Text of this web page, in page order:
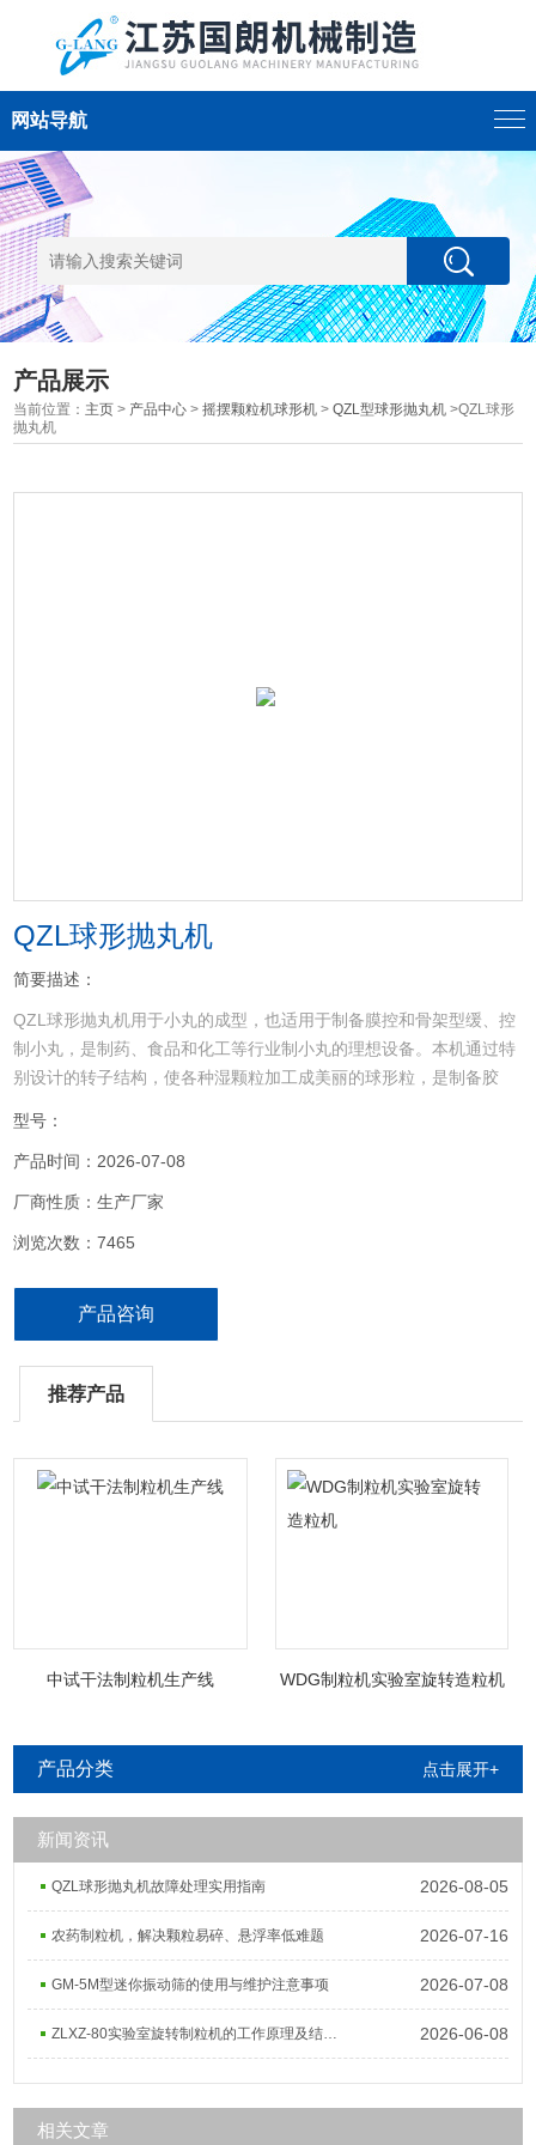
网站导航
产品展示
当前位置： 主页 > 产品中心 >摇摆颗粒机球形机 >QZL型球形抛丸机 >QZL球形
抛丸机
QZL球形抛丸机
简要描述：
QZL球形抛丸机用于小丸的成型，也适用于制备膜控和骨架型缓、控
制小丸，是制药、食品和化工等行业制小丸的理想设备。本机通过特
别设计的转子结构，使各种湿颗粒加工成美丽的球形粒，是制备胶
型号：
产品时间：2026-07-08
厂商性质：生产厂家
浏览次数：7465
产品咨询
推荐产品
中试干法制粒机生产线 WDG制粒机实验室旋转造粒机
产品分类 点击展开+
新闻资讯
QZL球形抛丸机故障处理实用指南 2026-08-05
农药制粒机，解决颗粒易碎、悬浮率低难题 2026-07-16
GM-5M型迷你振动筛的使用与维护注意事项 2026-07-08
ZLXZ-80实验室旋转制粒机的工作原理及结构组成 2026-06-08
相关文章